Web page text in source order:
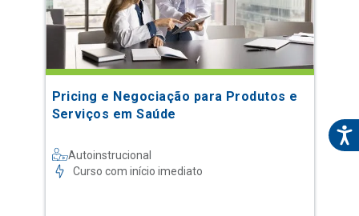
Pricing e Negociação para Produtos e
Serviços em Saúde
Autoinstrucional
Curso com início imediato